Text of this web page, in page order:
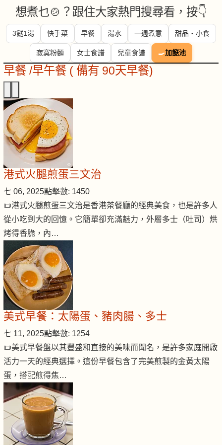
想煮乜🍲？跟住大家熱門搜尋看，按👇
3餸1湯 快手菜 早餐 湯水 一週煮意 甜品・小食
寂寞粉麵 女士食譜 兒童食譜 🍳加餸池
早餐 /早午餐 ( 備有 90天早餐)
港式火腿煎蛋三文治
七 06, 2025點擊數: 1450
📜港式火腿煎蛋三文治是香港茶餐廳的經典美食，也是許多人
從小吃到大的回憶。它簡單卻充滿魅力，外層多士（吐司）烘
烤得香脆，內…
美式早餐：太陽蛋、豬肉腸、多士
七 11, 2025點擊數: 1254
📜美式早餐盤以其豐盛和直接的美味而聞名，是許多家庭開啟
活力一天的經典選擇。這份早餐包含了完美煎製的金黃太陽
蛋，搭配煎得焦…